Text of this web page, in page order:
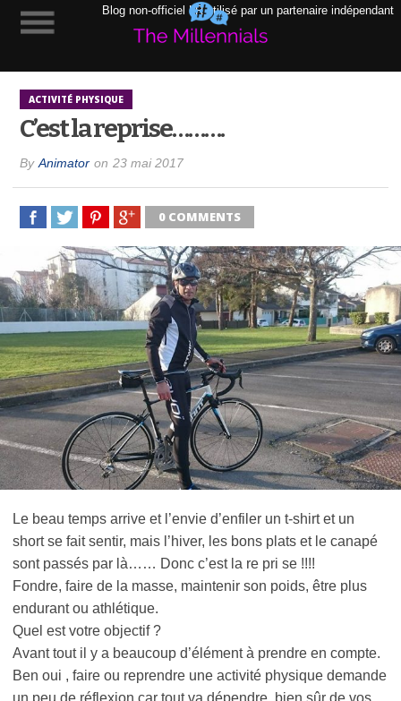
Blog non-officiel LR utilisé par un partenaire indépendant
ACTIVITÉ PHYSIQUE
C’est la reprise……….
By Animator on 23 mai 2017
0 COMMENTS
Le beau temps arrive et l’envie d’enfiler un t-shirt et un
short se fait sentir, mais l’hiver, les bons plats et le canapé
sont passés par là…… Donc c’est la re pri se !!!!
Fondre, faire de la masse, maintenir son poids, être plus
endurant ou athlétique.
Quel est votre objectif ?
Avant tout il y a beaucoup d’élément à prendre en compte.
Ben oui , faire ou reprendre une activité physique demande
un peu de réflexion car tout va dépendre bien sûr de vos